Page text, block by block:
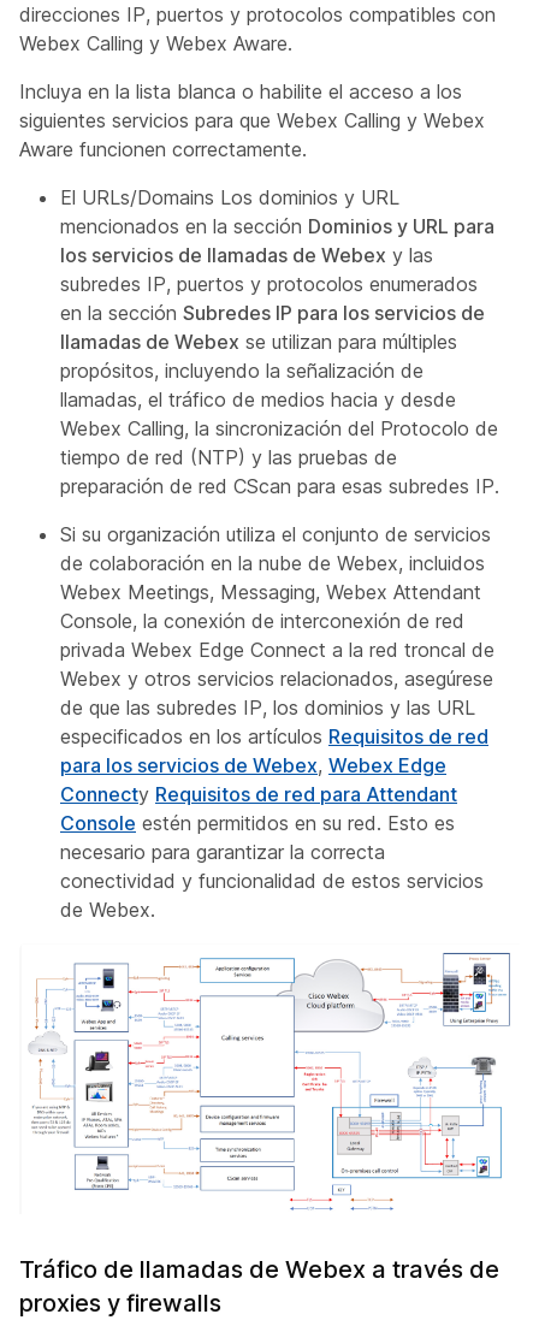
direcciones IP, puertos y protocolos compatibles con
Webex Calling y Webex Aware.
Incluya en la lista blanca o habilite el acceso a los
siguientes servicios para que Webex Calling y Webex
Aware funcionen correctamente.
El URLs/Domains Los dominios y URL
mencionados en la sección Dominios y URL para
los servicios de llamadas de Webex y las
subredes IP, puertos y protocolos enumerados
en la sección Subredes IP para los servicios de
llamadas de Webex se utilizan para múltiples
propósitos, incluyendo la señalización de
llamadas, el tráfico de medios hacia y desde
Webex Calling, la sincronización del Protocolo de
tiempo de red (NTP) y las pruebas de
preparación de red CScan para esas subredes IP.
Si su organización utiliza el conjunto de servicios
de colaboración en la nube de Webex, incluidos
Webex Meetings, Messaging, Webex Attendant
Console, la conexión de interconexión de red
privada Webex Edge Connect a la red troncal de
Webex y otros servicios relacionados, asegúrese
de que las subredes IP, los dominios y las URL
especificados en los artículos Requisitos de red
para los servicios de Webex, Webex Edge
Connecty Requisitos de red para Attendant
Console estén permitidos en su red. Esto es
necesario para garantizar la correcta
conectividad y funcionalidad de estos servicios
de Webex.
Tráfico de llamadas de Webex a través de
proxies y firewalls